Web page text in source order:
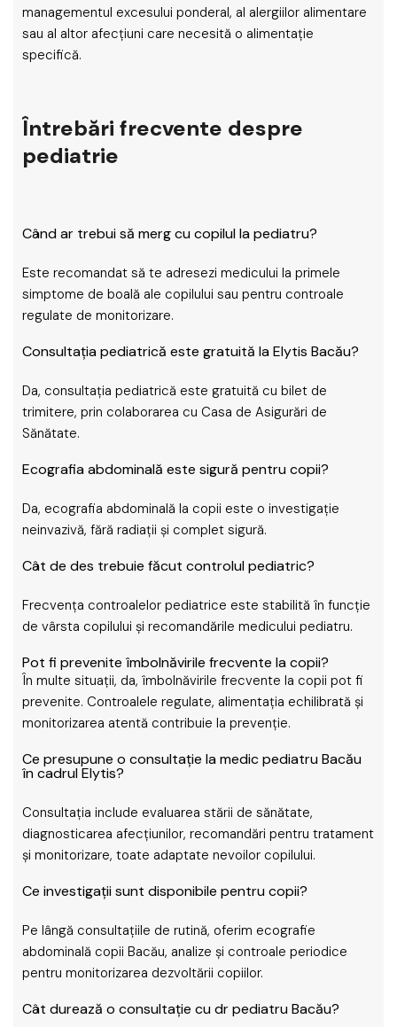
managementul excesului ponderal, al alergiilor alimentare
sau al altor afecțiuni care necesită o alimentație
specifică.
Întrebări frecvente despre
pediatrie
Când ar trebui să merg cu copilul la pediatru?
Este recomandat să te adresezi medicului la primele
simptome de boală ale copilului sau pentru controale
regulate de monitorizare.
Consultația pediatrică este gratuită la Elytis Bacău?
Da, consultația pediatrică este gratuită cu bilet de
trimitere, prin colaborarea cu Casa de Asigurări de
Sănătate.
Ecografia abdominală este sigură pentru copii?
Da, ecografia abdominală la copii este o investigație
neinvazivă, fără radiații și complet sigură.
Cât de des trebuie făcut controlul pediatric?
Frecvența controalelor pediatrice este stabilită în funcție
de vârsta copilului și recomandările medicului pediatru.
Pot fi prevenite îmbolnăvirile frecvente la copii?
În multe situații, da, îmbolnăvirile frecvente la copii pot fi
prevenite. Controalele regulate, alimentația echilibrată și
monitorizarea atentă contribuie la prevenție.
Ce presupune o consultație la medic pediatru Bacău
în cadrul Elytis?
Consultația include evaluarea stării de sănătate,
diagnosticarea afecțiunilor, recomandări pentru tratament
și monitorizare, toate adaptate nevoilor copilului.
Ce investigații sunt disponibile pentru copii?
Pe lângă consultațiile de rutină, oferim ecografie
abdominală copii Bacău, analize și controale periodice
pentru monitorizarea dezvoltării copiilor.
Cât durează o consultație cu dr pediatru Bacău?